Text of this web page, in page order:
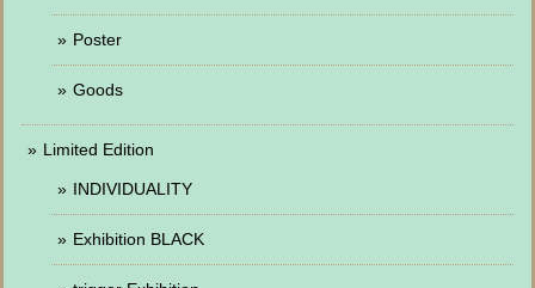
Poster
Goods
Limited Edition
INDIVIDUALITY
Exhibition BLACK